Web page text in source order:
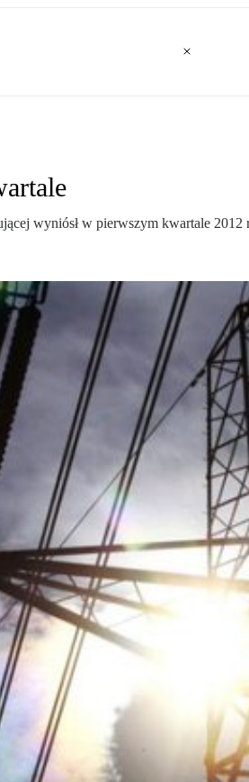
wyniósł w pierwszym kwartale